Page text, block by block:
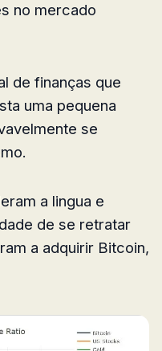
no mercado
de finanças que
uma pequena
se
a lingua e
de se retratar
a adquirir Bitcoin,